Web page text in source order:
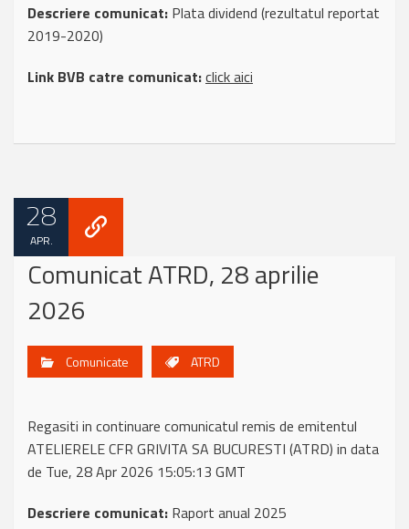
Descriere comunicat: Plata dividend (rezultatul reportat
2019-2020)
Link BVB catre comunicat:click aici
28
APR.
Comunicat ATRD, 28 aprilie
2026
Comunicate ATRD
Regasiti in continuare comunicatul remis de emitentul
ATELIERELE CFR GRIVITA SA BUCURESTI (ATRD) in data
de Tue, 28 Apr 2026 15:05:13 GMT
Descriere comunicat: Raport anual 2025